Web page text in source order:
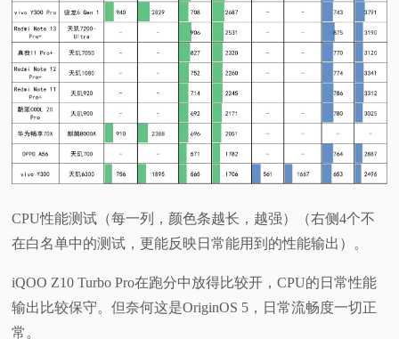
CPU性能测试（每一列，颜色条越长，越强）（右侧4个不
在白名单中的测试，更能反映日常能用到的性能输出）。
iQOO Z10 Turbo Pro在跑分中放得比较开，CPU的日常性能
输出比较保守。但奈何这是OriginOS 5，日常流畅度一切正
常。